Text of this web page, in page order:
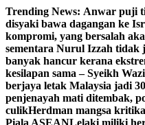
Skip
to
content
Trending News: Anwar puji
disyaki bawa dagangan ke
kompromi, yang bersalah
sementara Nurul Izzah tidak
banyak hancur kerana
kesilapan sama – Syeikh
berjaya letak Malaysia jadi
penjenayah mati ditembak,
culikHerdman mangsa
Piala ASEANLelaki miliki